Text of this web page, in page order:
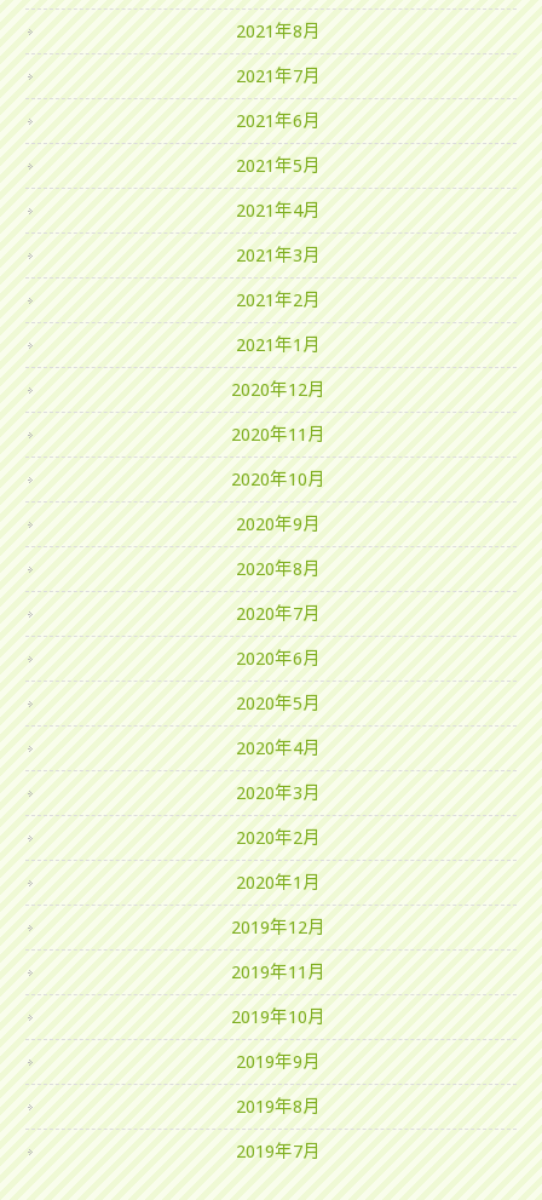
2021年8月
2021年7月
2021年6月
2021年5月
2021年4月
2021年3月
2021年2月
2021年1月
2020年12月
2020年11月
2020年10月
2020年9月
2020年8月
2020年7月
2020年6月
2020年5月
2020年4月
2020年3月
2020年2月
2020年1月
2019年12月
2019年11月
2019年10月
2019年9月
2019年8月
2019年7月